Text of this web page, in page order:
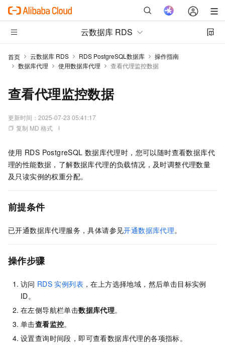
云数据库 RDS
首页 云数据库 RDS RDS PostgreSQL数据库
操作指南
数据库代理
使用数据库代理 查看代理监控数据
查看代理监控数据
更新时间： 2025-07-23 05:41:17
复制 MD 格式
使用 RDS PostgreSQL 数据库代理时，您可以随时查看数据库代
理的性能数据，了解数据库代理的负载情况，及时调整代理数量
及只读实例的权重分配。
前提条件
已开通数据库代理服务，具体请参见开通数据库代理。
操作步骤
访问 RDS 实例列表 ，在上方选择地域，然后单击目标实例
ID。
在左侧导航栏单击数据库代理。
单击查看监控。
设置查询时间段，即可查看数据库代理的各项指标。